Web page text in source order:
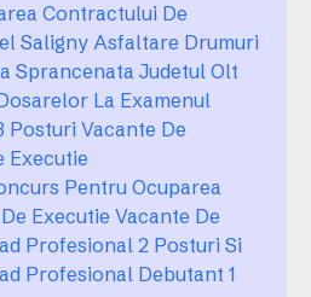
Contractului De
Saligny Asfaltare Drumuri
Sprancenata Judetul Olt
La Examenul
Posturi Vacante De
Executie
Pentru Ocuparea
Executie Vacante De
Profesional 2 Posturi Si
Profesional Debutant 1